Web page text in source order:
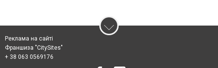
Реклама на сайті
Франшиза "CitySites"
+ 38 063 0569176